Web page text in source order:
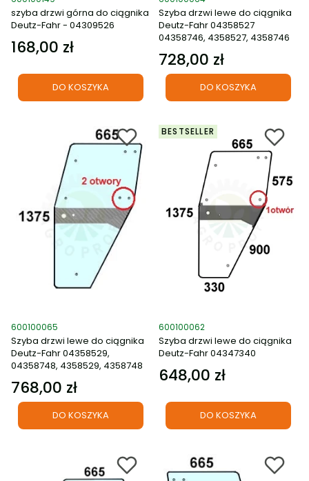
szyba drzwi górna do ciągnika
Deutz-Fahr - 04309526
Cena
168,00 zł
DO KOSZYKA
Szyba drzwi lewe do ciągnika
Deutz-Fahr 04358527
04358746, 4358527, 4358746
Cena
728,00 zł
DO KOSZYKA
Kod produktu
600100065
Szyba drzwi lewe do ciągnika
Deutz-Fahr 04358529,
04358748, 4358529, 4358748
Cena
768,00 zł
DO KOSZYKA
BESTSELLER
Kod produktu
600100062
Szyba drzwi lewe do ciągnika
Deutz-Fahr 04347340
Cena
648,00 zł
DO KOSZYKA